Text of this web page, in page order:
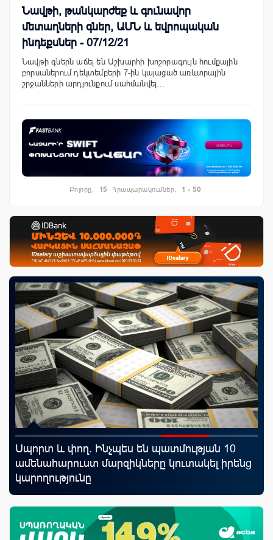
Նավթի, թանկարժեք և գունավոր
մետաղների գներ, ԱՄՆ և եվրոպական
ինդեքսներ - 07/12/21
Նավթի գներն աճել են Աշխարհի խոշորագույն հումքային
բորսաներում դեկտեմբերի 7-ին կայացած առևտրային
շրջանների արդյունքում սահմանվել…
Բոլորը. 15 Հրապարակումներ. 1 - 50
Սպորտ և փող. Ինչպես են պատմության 10
ամենահարուստ մարզիկները կուտակել իրենց
կարողությունը